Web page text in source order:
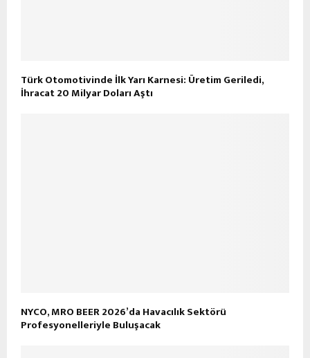
Türk Otomotivinde İlk Yarı Karnesi: Üretim Geriledi,
İhracat 20 Milyar Doları Aştı
NYCO, MRO BEER 2026’da Havacılık Sektörü
Profesyonelleriyle Buluşacak